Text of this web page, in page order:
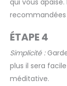
qui vous
ÉTAPE 4
Simplicité :
plus il sera
méditative.